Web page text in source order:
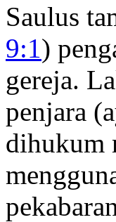
Saulus
9:1 )
gereja.
penjara
dihukum